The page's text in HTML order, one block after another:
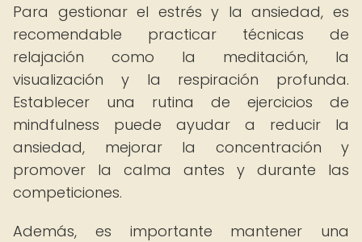
Para gestionar el estrés y la ansiedad, es
recomendable practicar técnicas de
relajación como la meditación, la
visualización y la respiración profunda.
Establecer una rutina de ejercicios de
mindfulness puede ayudar a reducir la
ansiedad, mejorar la concentración y
promover la calma antes y durante las
competiciones.
Además, es importante mantener una